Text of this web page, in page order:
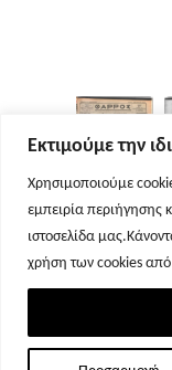
Εκτιμούμε την
Χρησιμοποιούμε
εμπειρία περιήγησης
ιστοσελίδα
χρήση των cookies
Σελίδα 1